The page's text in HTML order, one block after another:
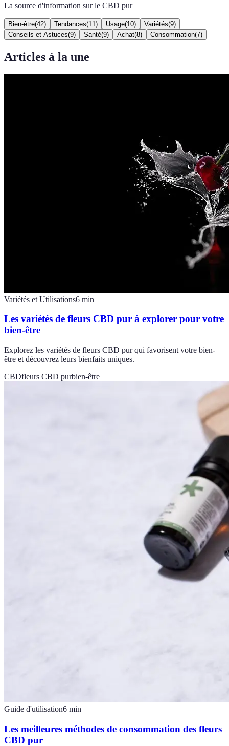
La source d'information sur le CBD pur
Bien-être(42) Tendances(11 ) Usage(10) Variétés(9)
Conseils et Astuces(9) Santé(9) Achat(8) Consommation(7)
Articles à la une
Variétés et Utilisations6 min
Les variétés de fleurs CBD pur à explorer pour votre
bien-être
Explorez les variétés de fleurs CBD pur qui favorisent votre bien-
être et découvrez leurs bienfaits uniques.
CBDfleurs CBD purbien-être
Guide d'utilisation6 min
Les meilleures méthodes de consommation des fleurs
CBD pur